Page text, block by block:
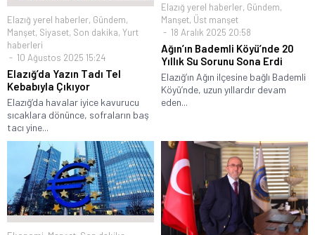
Elazığ yerel haberler, Gündem,
Manşet, Siyaset, Son dakika, Yurt
haberleri
10 Ağustos 2025 15:24
Elazığ’da Yazın Tadı Tel
Kebabıyla Çıkıyor
Elazığ’da havalar iyice kavurucu
sıcaklara dönünce, sofraların baş
tacı yine...
Elazığ yerel haberler, Gündem,
Manşet, Üst manşet
18 Aralık 2025 20:58
Ağın’ın Bademli Köyü’nde 20
Yıllık Su Sorunu Sona Erdi
Elazığ’ın Ağın ilçesine bağlı Bademli
Köyü’nde, uzun yıllardır devam
eden...